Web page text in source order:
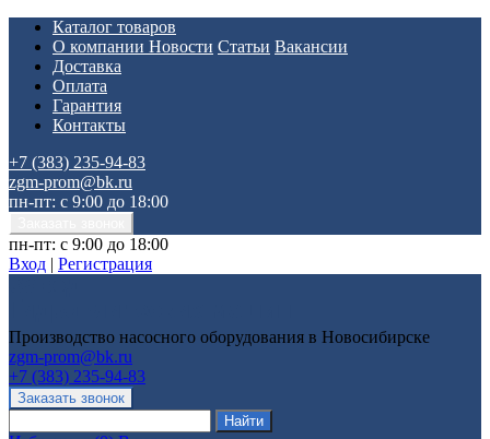
Каталог товаров
О компании Новости Статьи Вакансии
Доставка
Оплата
Гарантия
Контакты
+7 (383) 235-94-83
zgm-prom@bk.ru
пн-пт: с 9:00 до 18:00
пн-пт: с 9:00 до 18:00
Вход | Регистрация
Производство насосного оборудования в Новосибирске
zgm-prom@bk.ru
+7 (383) 235-94-83